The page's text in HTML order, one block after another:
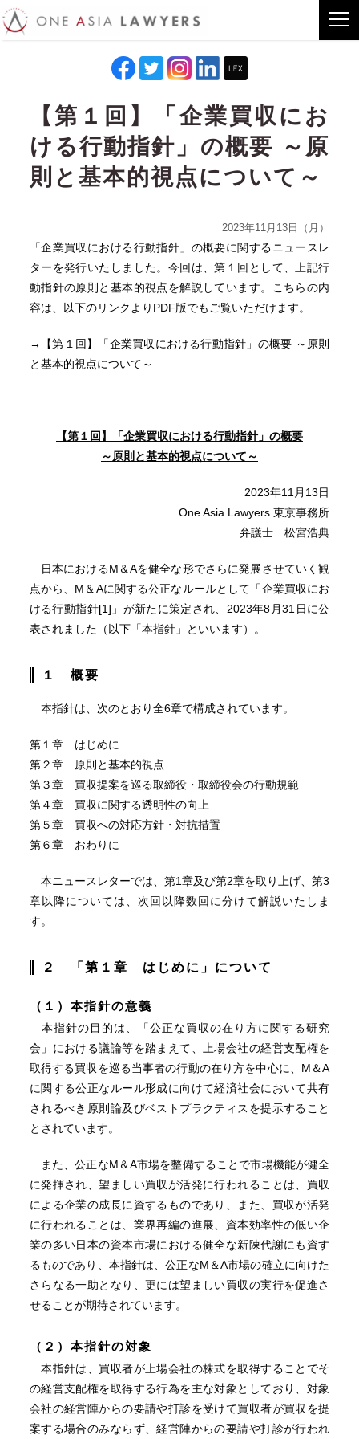
【第１回】「企業買収にお
ける行動指針」の概要 ～原
則と基本的視点について～
2023年11月13日（月）
「企業買収における行動指針」の概要に関するニュースレ
ターを発行いたしました。今回は、第１回として、上記行
動指針の原則と基本的視点を解説しています。こちらの内
容は、以下のリンクよりPDF版でもご覧いただけます。
→
【第１回】「企業買収における行動指針」の概要 ～原則
と基本的視点について～
【第１回】「企業買収における行動指針」の概要
～原則と基本的視点について～
2023年11月13日
One Asia Lawyers 東京事務所
弁護士 松宮浩典
日本におけるM＆Aを健全な形でさらに発展させていく観
点から、M＆Aに関する公正なルールとして「企業買収にお
ける行動指針[1] 」が新たに策定され、2023年8月31日に公
表されました（以下「本指針」といいます）。
１ 概要
本指針は、次のとおり全6章で構成されています。
第１章 はじめに
第２章 原則と基本的視点
第３章 買収提案を巡る取締役・取締役会の行動規範
第４章 買収に関する透明性の向上
第５章 買収への対応方針・対抗措置
第６章 おわりに
本ニュースレターでは、第1章及び第2章を取り上げ、第3
章以降については、次回以降数回に分けて解説いたしま
す。
２ 「第１章 はじめに」について
（１）本指針の意義
本指針の目的は、「公正な買収の在り方に関する研究
会」における議論等を踏まえて、上場会社の経営支配権を
取得する買収を巡る当事者の行動の在り方を中心に、M＆A
に関する公正なルール形成に向けて経済社会において共有
されるべき原則論及びベストプラクティスを提示すること
とされています。
また、公正なM＆A市場を整備することで市場機能が健全
に発揮され、望ましい買収が活発に行われることは、買収
による企業の成長に資するものであり、また、買収が活発
に行われることは、業界再編の進展、資本効率性の低い企
業の多い日本の資本市場における健全な新陳代謝にも資す
るものであり、本指針は、公正なM＆A市場の確立に向けた
さらなる一助となり、更には望ましい買収の実行を促進さ
せることが期待されています。
（２）本指針の対象
本指針は、買収者が上場会社の株式を取得することでそ
の経営支配権を取得する行為を主な対象としており、対象
会社の経営陣からの要請や打診を受けて買収者が買収を提
案する場合のみならず、経営陣からの要請や打診が行われ